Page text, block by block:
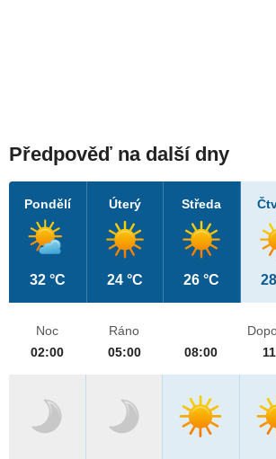
Předpověď na další dny
Pondělí
32 °C
Úterý
24 °C
Středa
26 °C
Noc
02:00
Ráno
05:00
08:00